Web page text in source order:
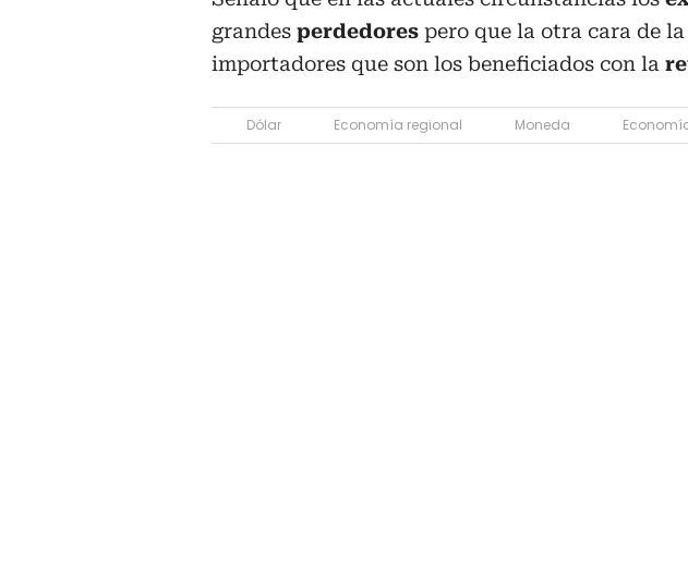
grandes perdedores pero que la otra cara de la
importadores que son los beneficiados con la
Dólar Economía regional Moneda